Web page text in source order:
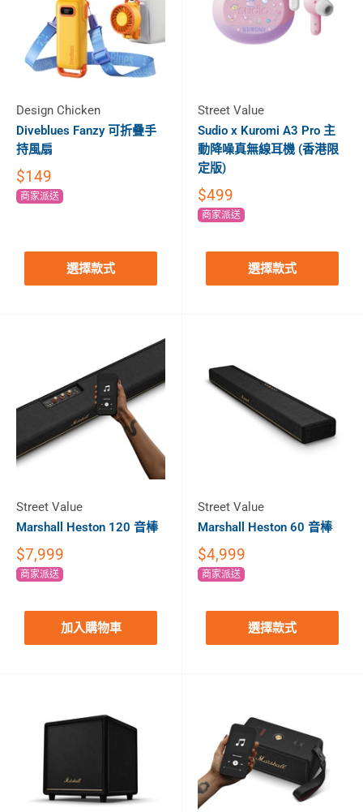
Design Chicken
Diveblues Fanzy 可折疊手
持風扇
$149
商家派送
選擇款式
Street Value
Sudio x Kuromi A3 Pro 主
動降噪真無線耳機 (香港限
定版)
$499
商家派送
選擇款式
Street Value
Marshall Heston 120 音棒
$7,999
商家派送
加入購物車
Street Value
Marshall Heston 60 音棒
$4,999
商家派送
選擇款式